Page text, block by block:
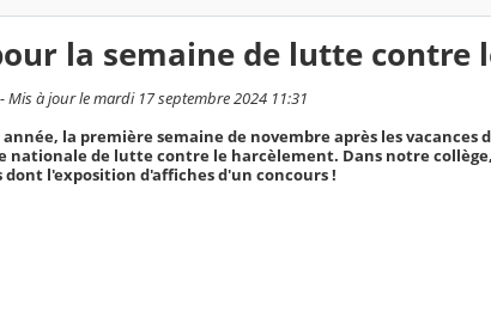
la semaine de lutte contre
Mis à jour le mardi 17 septembre 2024 11:31
année, la première semaine de novembre après les vacances
nationale de lutte contre le harcèlement. Dans notre
dont l'exposition d'affiches d'un concours !